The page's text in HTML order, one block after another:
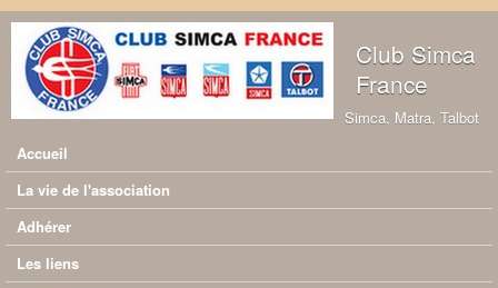
Aller au contenu principal
Club Simca
France
Simca, Matra, Talbot
Menu principal
Accueil
La vie de l'association
Adhérer
Les liens